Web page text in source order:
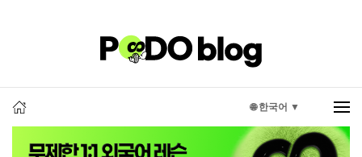
🌐 한국어 ▼